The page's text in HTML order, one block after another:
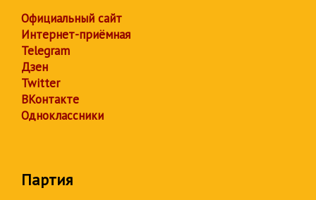
Официальный сайт
Интернет-приёмная
Telegram
Дзен
Twitter
ВКонтакте
Одноклассники
Партия